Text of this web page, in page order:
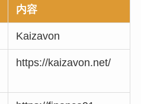
内容
Kaizavon
https://kaizavon.net/